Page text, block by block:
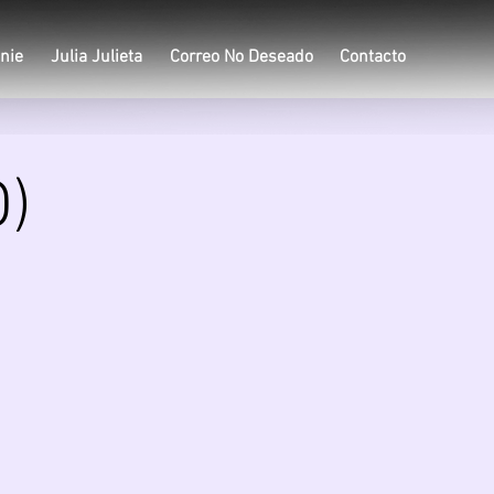
Julia Julieta Correo No Deseado Contacto